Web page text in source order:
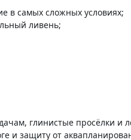
в самых сложных условиях;
ливень;
глинистые просёлки
и защиту от